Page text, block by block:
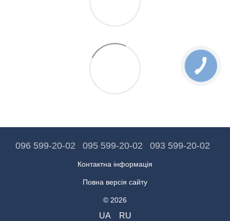
096 599-20-02 095 599-20-02 093 599-20-02
Контактна інформація
Повна версія сайту
© 2026
UA RU